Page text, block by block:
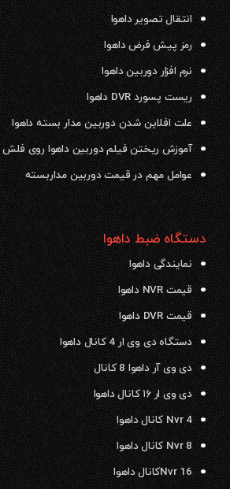
انتقال تصویر داهوا
رمز پیش فرض داهوا
نرم افزار دوربین داهوا
ریست پسورد DVR داهوا
علت افلاین شدن دوربین مدار بسته داهوا
آموزش ریختن فیلم دوربین داهوا روی فلش
عوامل مهم در قیمت دوربین مداربسته
دستگاه ضبط داهوا
نمایندگی داهوا
قیمت NVR داهوا
قیمت DVR داهوا
دستگاه دی وی ار 4 کانال داهوا
دی وی آر داهوا 8 کانال
دی وی ار ۱۶ کانال داهوا
Nvr 4 کانال داهوا
Nvr 8 کانال داهوا
Nvr 16کانال داهوا